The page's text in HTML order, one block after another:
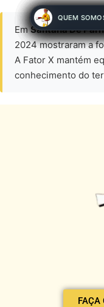
QUEM
QUEM
QUEM
QUEM
QUEM
QUEM
QUEM
QUEM
QUEM
EmSantana De
2024 mostraram a
A Fator X mantém
conhecimento do
FAÇA